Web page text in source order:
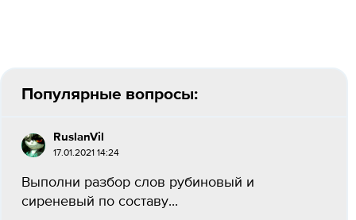
Популярные вопросы:
RuslanVil
17.01.2021 14:24
Выполни разбор слов рубиновый и
сиреневый по составу...